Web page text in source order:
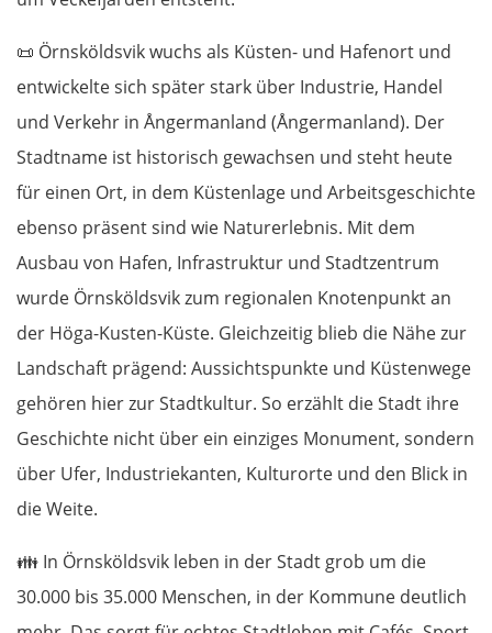
📜 Örnsköldsvik wuchs als Küsten- und Hafenort und
entwickelte sich später stark über Industrie, Handel
und Verkehr in Ångermanland (Ångermanland). Der
Stadtname ist historisch gewachsen und steht heute
für einen Ort, in dem Küstenlage und Arbeitsgeschichte
ebenso präsent sind wie Naturerlebnis. Mit dem
Ausbau von Hafen, Infrastruktur und Stadtzentrum
wurde Örnsköldsvik zum regionalen Knotenpunkt an
der Höga-Kusten-Küste. Gleichzeitig blieb die Nähe zur
Landschaft prägend: Aussichtspunkte und Küstenwege
gehören hier zur Stadtkultur. So erzählt die Stadt ihre
Geschichte nicht über ein einziges Monument, sondern
über Ufer, Industriekanten, Kulturorte und den Blick in
die Weite.
👪 In Örnsköldsvik leben in der Stadt grob um die
30.000 bis 35.000 Menschen, in der Kommune deutlich
Posen
Schwiebus
Deutschland Ost
Fürstenwalde
Berlin
Spreewald
Dresden